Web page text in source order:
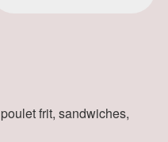
frit, sandwiches,